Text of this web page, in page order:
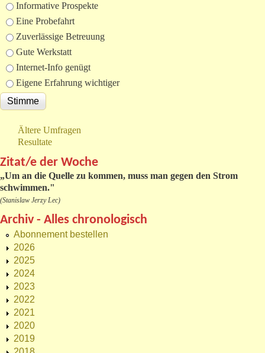
Informative Prospekte
Eine Probefahrt
Zuverlässige Betreuung
Gute Werkstatt
Internet-Info genügt
Eigene Erfahrung wichtiger
Ältere Umfragen
Resultate
Zitat/e der Woche
„Um an die Quelle zu kommen, muss man gegen den Strom
schwimmen."
(Stanislaw Jerzy Lec)
Archiv - Alles chronologisch
Abonnement bestellen
2026
2025
2024
2023
2022
2021
2020
2019